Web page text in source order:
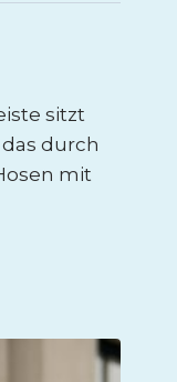
sitzt
durch
mit